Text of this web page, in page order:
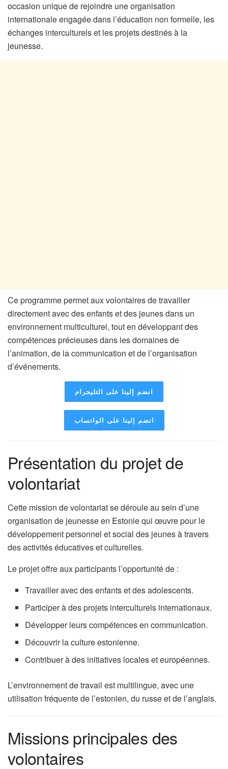
occasion unique de rejoindre une organisation
internationale engagée dans l’éducation non formelle, les
échanges interculturels et les projets destinés à la
jeunesse.
Ce programme permet aux volontaires de travailler
directement avec des enfants et des jeunes dans un
environnement multiculturel, tout en développant des
compétences précieuses dans les domaines de
l’animation, de la communication et de l’organisation
d’événements.
انضم إلينا على التليجرام
انضم إلينا على الواتساب
Présentation du projet de
volontariat
Cette mission de volontariat se déroule au sein d’une
organisation de jeunesse en Estonie qui œuvre pour le
développement personnel et social des jeunes à travers
des activités éducatives et culturelles.
Le projet offre aux participants l’opportunité de :
Travailler avec des enfants et des adolescents.
Participer à des projets interculturels internationaux.
Développer leurs compétences en communication.
Découvrir la culture estonienne.
Contribuer à des initiatives locales et européennes.
L’environnement de travail est multilingue, avec une
utilisation fréquente de l’estonien, du russe et de l’anglais.
Missions principales des
volontaires